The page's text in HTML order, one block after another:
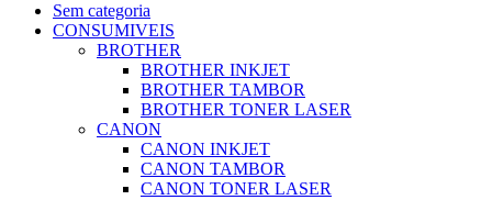
Sem categoria
CONSUMIVEIS
BROTHER
BROTHER INKJET
BROTHER TAMBOR
BROTHER TONER LASER
CANON
CANON INKJET
CANON TAMBOR
CANON TONER LASER